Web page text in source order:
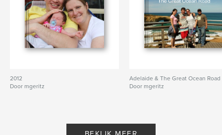
2012
Door mgeritz
Adelaide & The Great Ocean Road
Door mgeritz